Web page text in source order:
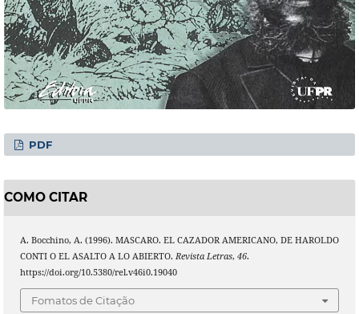
PDF
COMO CITAR
A. Bocchino, A. (1996). MASCARO. EL CAZADOR AMERICANO, DE HAROLDO
CONTI O EL ASALTO A LO ABIERTO. Revista Letras, 46.
https://doi.org/10.5380/rel.v46i0.19040
Fomatos de Citação